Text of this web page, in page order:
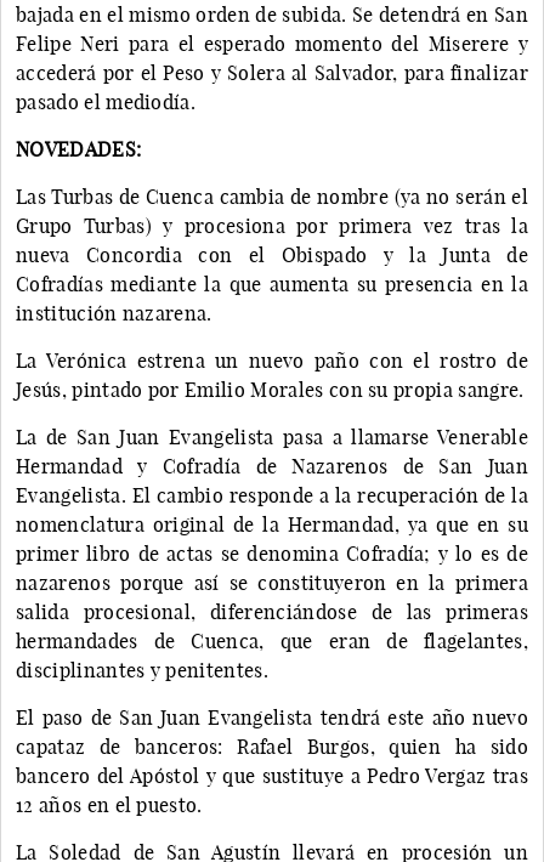
bajada en el mismo orden de subida. Se detendrá en San
Felipe Neri para el esperado momento del Miserere y
accederá por el Peso y Solera al Salvador, para finalizar
pasado el mediodía.
NOVEDADES:
Las Turbas de Cuenca cambia de nombre (ya no serán el
Grupo Turbas) y procesiona por primera vez tras la
nueva Concordia con el Obispado y la Junta de
Cofradías mediante la que aumenta su presencia en la
institución nazarena.
La Verónica estrena un nuevo paño con el rostro de
Jesús, pintado por Emilio Morales con su propia sangre.
La de San Juan Evangelista pasa a llamarse Venerable
Hermandad y Cofradía de Nazarenos de San Juan
Evangelista. El cambio responde a la recuperación de la
nomenclatura original de la Hermandad, ya que en su
primer libro de actas se denomina Cofradía; y lo es de
nazarenos porque así se constituyeron en la primera
salida procesional, diferenciándose de las primeras
hermandades de Cuenca, que eran de flagelantes,
disciplinantes y penitentes.
El paso de San Juan Evangelista tendrá este año nuevo
capataz de banceros: Rafael Burgos, quien ha sido
bancero del Apóstol y que sustituye a Pedro Vergaz tras
12 años en el puesto.
La Soledad de San Agustín llevará en procesión un